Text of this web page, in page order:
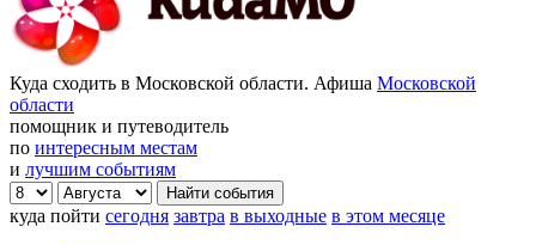
Куда сходить в Московской области. Афиша Московской
области
помощник и путеводитель
по интересным местам
и лучшим событиям
куда пойти сегодня завтра в выходные в этом месяце